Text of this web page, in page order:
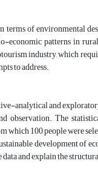
of environmental
patterns in
industry, which
to address.
analytical and
observation. The
100 people were
development of
and explain the